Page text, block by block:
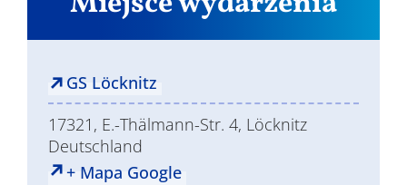
GS Löcknitz
17321, E.-Thälmann-Str. 4, Löcknitz
Deutschland
+ Mapa Google